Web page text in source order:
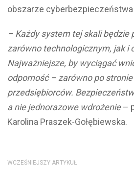
obszarze
– Każdy system tej skali będzie
zarówno technologicznym, jak i
Najważniejsze, by wyciągać
odporność – zarówno po
przedsiębiorców.
a nie jednorazowe wdrożenie–
Karolina Praszek-Gołębiewska.
WCZEŚNIEJSZY ARTYKUŁ